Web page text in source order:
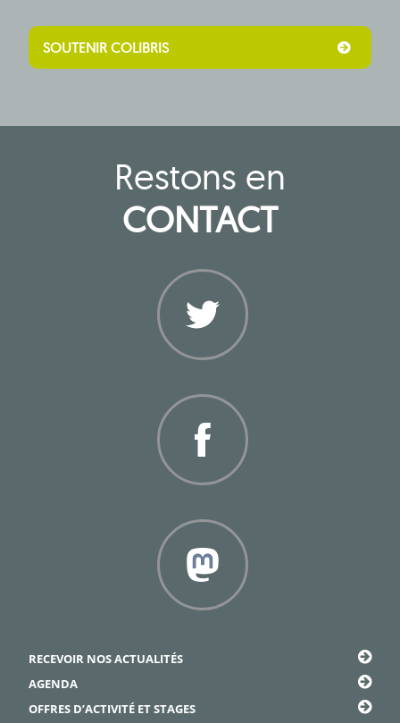
SOUTENIR COLIBRIS
Restons en
CONTACT
RECEVOIR NOS ACTUALITÉS
AGENDA
OFFRES D’ACTIVITÉ ET STAGES